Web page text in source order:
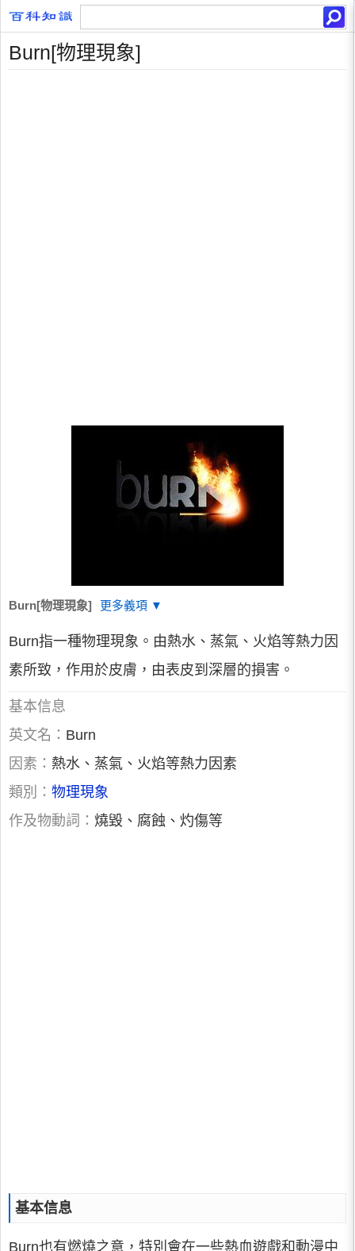
Burn[物理現象]
Burn[物理現象] 更多義項 ▼
Burn指一種物理現象。由熱水、蒸氣、火焰等熱力因
素所致，作用於皮膚，由表皮到深層的損害。
基本信息
英文名： Burn
因素： 熱水、蒸氣、火焰等熱力因素
類別： 物理現象
作及物動詞： 燒毀、腐蝕、灼傷等
基本信息
Burn也有燃燒之意，特別會在一些熱血遊戲和動漫中